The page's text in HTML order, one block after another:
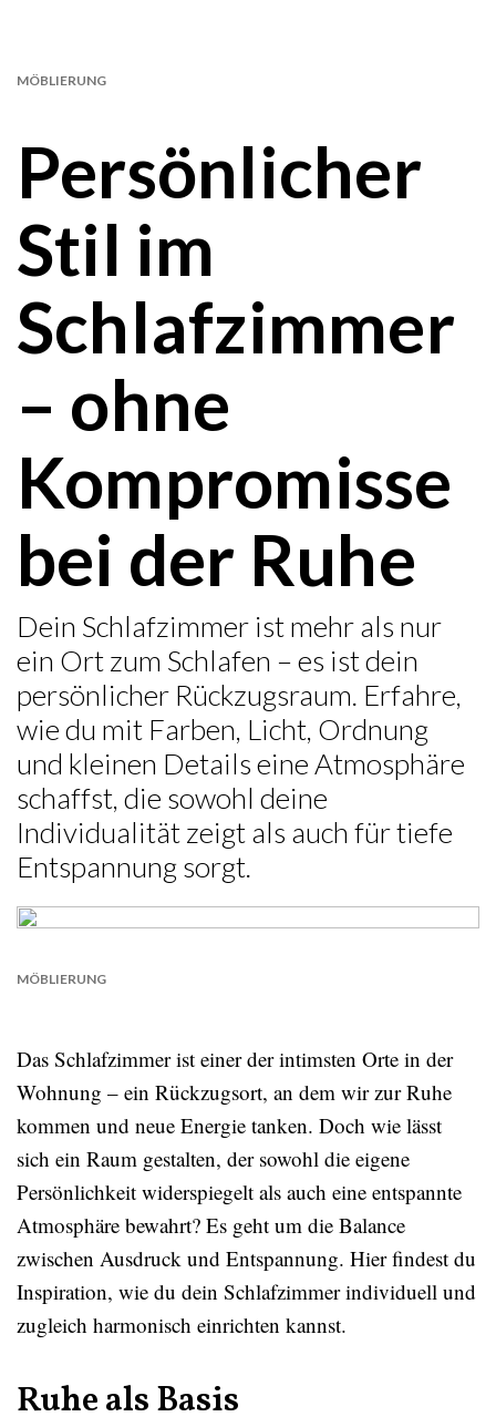
Persönlicher
Stil im
Schlafzimmer
– ohne
Kompromisse
bei der Ruhe
MÖBLIERUNG
Dein Schlafzimmer ist mehr als nur
ein Ort zum Schlafen – es ist dein
persönlicher Rückzugsraum. Erfahre,
wie du mit Farben, Licht, Ordnung
und kleinen Details eine Atmosphäre
schaffst, die sowohl deine
Individualität zeigt als auch für tiefe
Entspannung sorgt.
MÖBLIERUNG
Das Schlafzimmer ist einer der intimsten Orte in der
Wohnung – ein Rückzugsort, an dem wir zur Ruhe
kommen und neue Energie tanken. Doch wie lässt
sich ein Raum gestalten, der sowohl die eigene
Persönlichkeit widerspiegelt als auch eine entspannte
Atmosphäre bewahrt? Es geht um die Balance
zwischen Ausdruck und Entspannung. Hier findest du
Inspiration, wie du dein Schlafzimmer individuell und
zugleich harmonisch einrichten kannst.
Ruhe als Basis